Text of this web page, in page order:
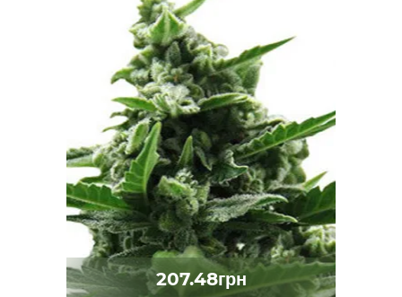
207.48грн